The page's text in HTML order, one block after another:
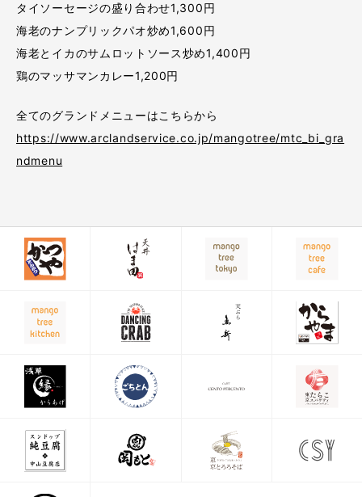
タイソーセージの盛り合わせ1,300円
海老のナンプリックパオ炒め1,600円
海老とイカのサムロットソース炒め1,400円
鶏のマッサマンカレー1,200円
全てのグランドメニューはこちらから
https://www.arclandservice.co.jp/mangotree/mtc_bi_gra
ndmenu